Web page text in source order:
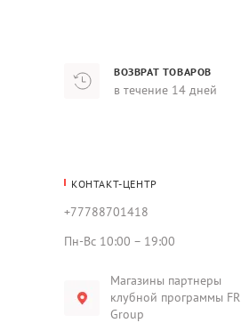
ВОЗВРАТ ТОВАРОВ
в течение 14 дней
КОНТАКТ-ЦЕНТР
+77788701418
Пн-Вс 10:00 – 19:00
Магазины партнеры
клубной программы FR
Group